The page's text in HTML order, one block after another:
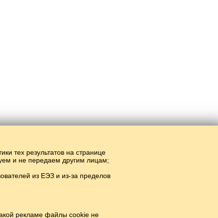
тех результатов на странице
и не передаем другим лицам;
из ЕЭЗ и из-за пределов
рекламе файлы cookie не